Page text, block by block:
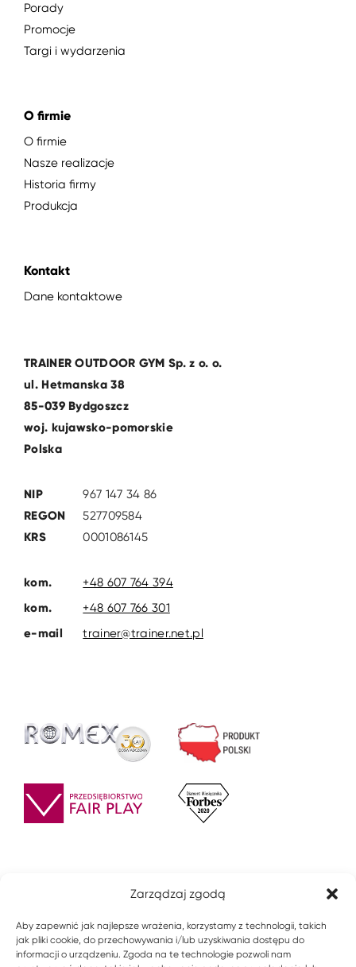
Zarządzaj zgodą
Aby zapewnić jak najlepsze wrażenia, korzystamy z technologii, takich
jak pliki cookie, do przechowywania i/lub uzyskiwania dostępu do
informacji o urządzeniu. Zgoda na te technologie pozwoli nam
Porady
Promocje
Targi i wydarzenia
O firmie
O firmie
Nasze realizacje
Historia firmy
Produkcja
Kontakt
Dane kontaktowe
TRAINER OUTDOOR GYM Sp. z o. o.
ul. Hetmanska 38
85-039 Bydgoszcz
woj. kujawsko-pomorskie
Polska
NIP
967 147 34 86
REGON
527709584
KRS
0001086145
kom.
+48 607 764 394
kom.
+48 607 766 301
e-mail
trainer@trainer.net.pl